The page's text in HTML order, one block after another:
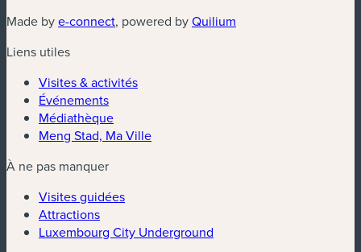
Made bye-connect(nouvelle fenêtre)
, powered byQuilium
Liens utiles
Visites & activités
Événements
Médiathèque
Meng Stad, Ma Ville
À ne pas manquer
Visites guidées
Attractions
Luxembourg City Underground